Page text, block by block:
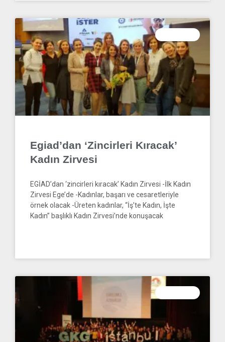
Egiad’dan ‘Zincirleri Kıracak’
Kadın Zirvesi
EGİAD’dan ‘zincirleri kıracak’ Kadın Zirvesi -İlk Kadın
Zirvesi Ege’de -Kadınlar, başarı ve cesaretleriyle
örnek olacak -Üreten kadınlar, “İş’te Kadın, İşte
Kadın” başlıklı Kadın Zirvesi’nde konuşacak